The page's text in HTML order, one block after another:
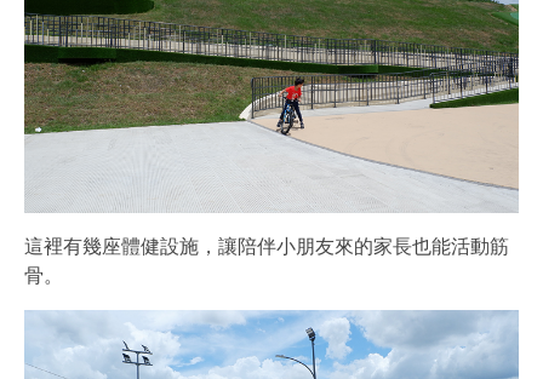
這裡有幾座體健設施，讓陪伴小朋友來的家長也能活動筋
骨。